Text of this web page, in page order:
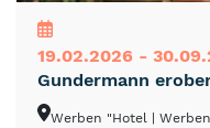
19.02.2026 -
Gundermann
Werben "Hotel | Werben